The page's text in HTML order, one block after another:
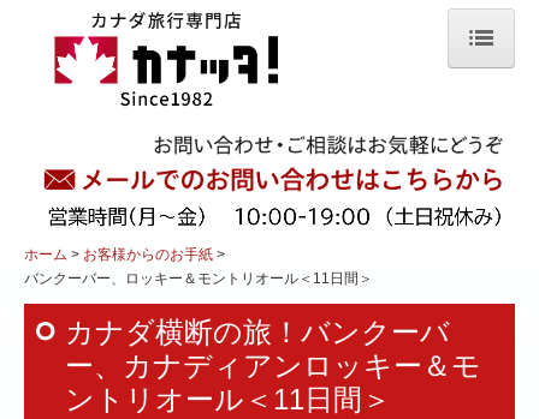
組み立てプラン
人気ツアー
プリンスエドワード島
カナディアンロッキー
オーロラ観賞
ホーム
お客様からのお手紙
バンクーバー、ロッキー＆モントリオール＜11日間＞
カナダ横断の旅！バンクーバ
ー、カナディアンロッキー＆モ
ントリオール＜11日間＞